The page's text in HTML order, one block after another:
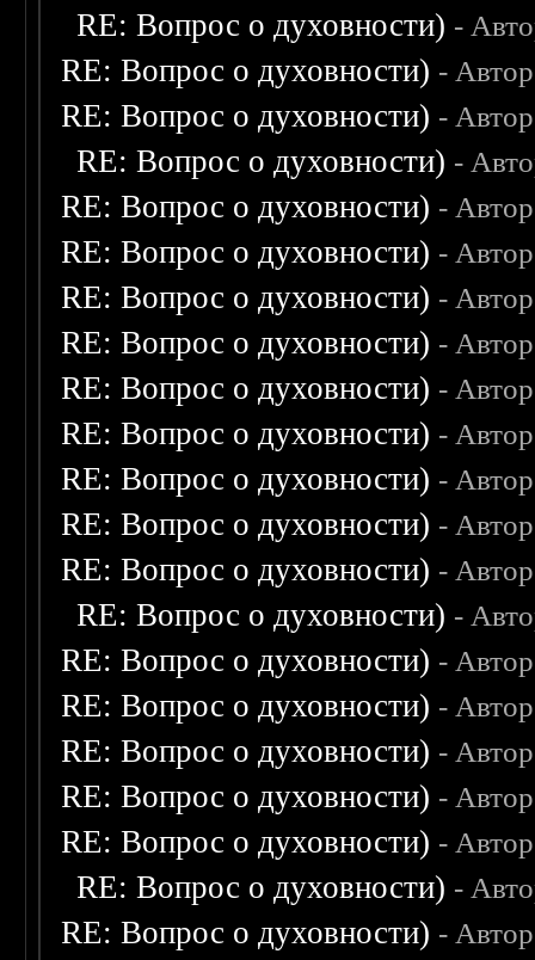
RE: Вопрос о духовности) -
RE: Вопрос о духовности) -
RE: Вопрос о духовности) -
RE: Вопрос о духовности) -
RE: Вопрос о духовности) -
RE: Вопрос о духовности) -
RE: Вопрос о духовности) -
RE: Вопрос о духовности) -
RE: Вопрос о духовности) -
RE: Вопрос о духовности) -
RE: Вопрос о духовности) -
RE: Вопрос о духовности) -
RE: Вопрос о духовности) -
RE: Вопрос о духовности) -
RE: Вопрос о духовности) -
RE: Вопрос о духовности) -
RE: Вопрос о духовности) -
RE: Вопрос о духовности) -
RE: Вопрос о духовности) -
RE: Вопрос о духовности) -
RE: Вопрос о духовности) -